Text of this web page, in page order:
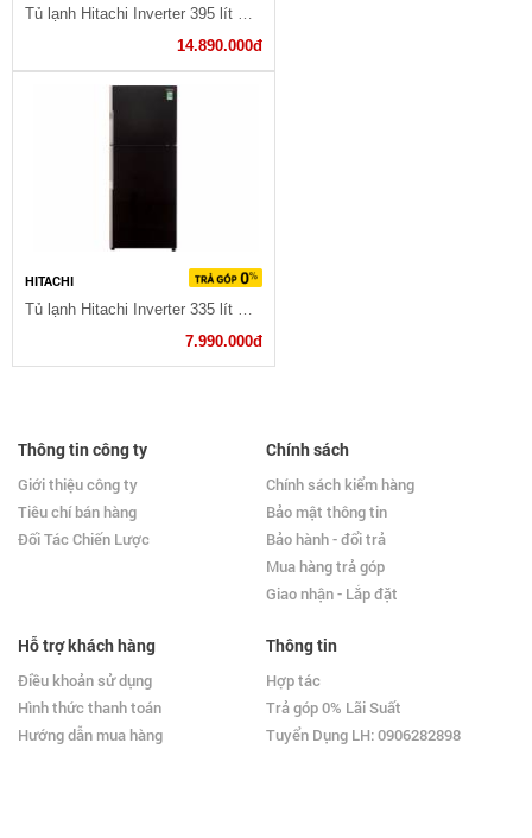
Tủ lạnh Hitachi Inverter 395 lít R-VG470PGV3 GBK
14.890.000đ
HITACHI
Tủ lạnh Hitachi Inverter 335 lít R-VG400PGV3 GBK
7.990.000đ
Thông tin công ty
Giới thiệu công ty
Tiêu chí bán hàng
Đối Tác Chiến Lược
Chính sách
Chính sách kiểm hàng
Bảo mật thông tin
Bảo hành - đổi trả
Mua hàng trả góp
Giao nhận - Lắp đặt
Hỗ trợ khách hàng
Điều khoản sử dụng
Hình thức thanh toán
Hướng dẫn mua hàng
Thông tin
Hợp tác
Trả góp 0% Lãi Suất
Tuyển Dụng LH: 0906282898